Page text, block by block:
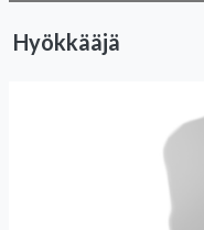
Hyökkääjä